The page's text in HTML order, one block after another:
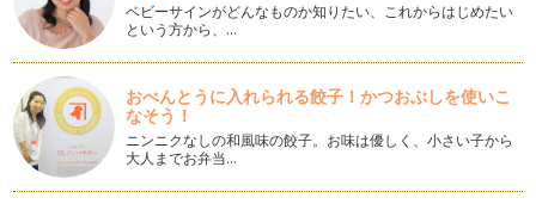
美ママ親子とパパも喜ぶペアエクササイズ♪(肩こり・自律神経
編)
写真提供:sticker Shop Haruさま 「赤ちゃん…
美ママ親子とパパも喜ぶペアエクササイズ♪(腹筋・自律神経
編)
11/1は、夢の日♪♪♪ パパやママにも夢があったら素敵です
ね。 …
ベビーサインがどんなものか知りたい、これからはじめたい
という方から、…
おべんとうに入れられる餃子！かつおぶしを使いこ
なそう！
ニンニクなしの和風味の餃子。お味は優しく、小さい子から
大人までお弁当…